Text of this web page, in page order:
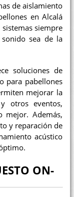
de aislamiento
en Alcalá
siempre
sea de la
soluciones de
para pabellones
mejorar la
otros eventos,
mejor. Además,
y reparación de
acústico
ON-